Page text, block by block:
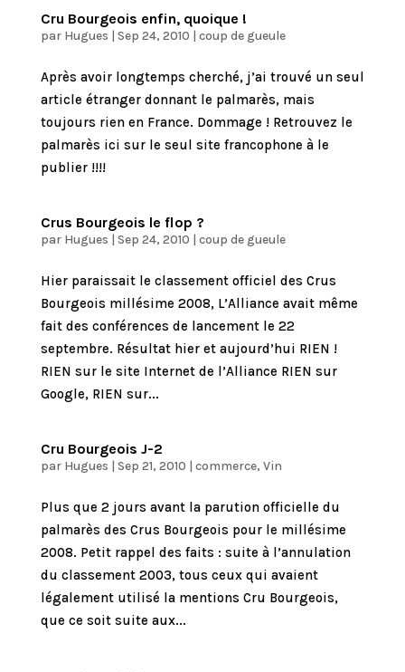
Cru Bourgeois enfin, quoique !
par Hugues | Sep 24, 2010 | coup de gueule
Après avoir longtemps cherché, j’ai trouvé un seul
article étranger donnant le palmarès, mais
toujours rien en France. Dommage ! Retrouvez le
palmarès ici sur le seul site francophone à le
publier !!!!
Crus Bourgeois le flop ?
par Hugues | Sep 24, 2010 | coup de gueule
Hier paraissait le classement officiel des Crus
Bourgeois millésime 2008, L’Alliance avait même
fait des conférences de lancement le 22
septembre. Résultat hier et aujourd’hui RIEN !
RIEN sur le site Internet de l’Alliance RIEN sur
Google, RIEN sur...
Cru Bourgeois J-2
par Hugues | Sep 21, 2010 | commerce, Vin
Plus que 2 jours avant la parution officielle du
palmarès des Crus Bourgeois pour le millésime
2008. Petit rappel des faits : suite à l’annulation
du classement 2003, tous ceux qui avaient
légalement utilisé la mentions Cru Bourgeois,
que ce soit suite aux...